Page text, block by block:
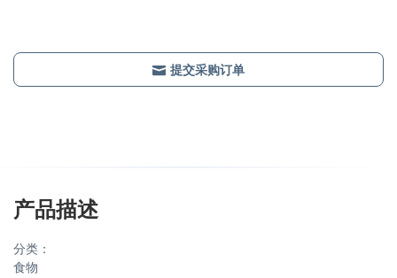
提交采购订单
产品描述
分类：
食物